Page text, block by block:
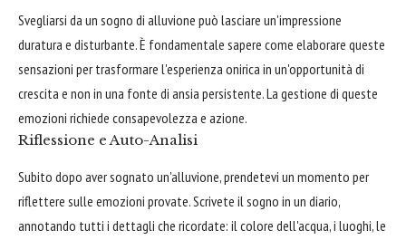
Svegliarsi da un sogno di alluvione può lasciare un'impressione
duratura e disturbante. È fondamentale sapere come elaborare queste
sensazioni per trasformare l'esperienza onirica in un'opportunità di
crescita e non in una fonte di ansia persistente. La gestione di queste
emozioni richiede consapevolezza e azione.
Riflessione e Auto-Analisi
Subito dopo aver sognato un'alluvione, prendetevi un momento per
riflettere sulle emozioni provate. Scrivete il sogno in un diario,
annotando tutti i dettagli che ricordate: il colore dell'acqua, i luoghi, le